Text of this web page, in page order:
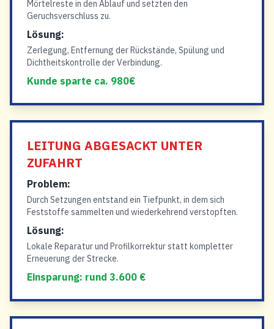
Mörtelreste in den Ablauf und setzten den
Geruchsverschluss zu.
Lösung:
Zerlegung, Entfernung der Rückstände, Spülung und
Dichtheitskontrolle der Verbindung.
Kunde sparte ca. 980€
LEITUNG ABGESACKT UNTER
ZUFAHRT
Problem:
Durch Setzungen entstand ein Tiefpunkt, in dem sich
Feststoffe sammelten und wiederkehrend verstopften.
Lösung:
Lokale Reparatur und Profilkorrektur statt kompletter
Erneuerung der Strecke.
Einsparung: rund 3.600 €